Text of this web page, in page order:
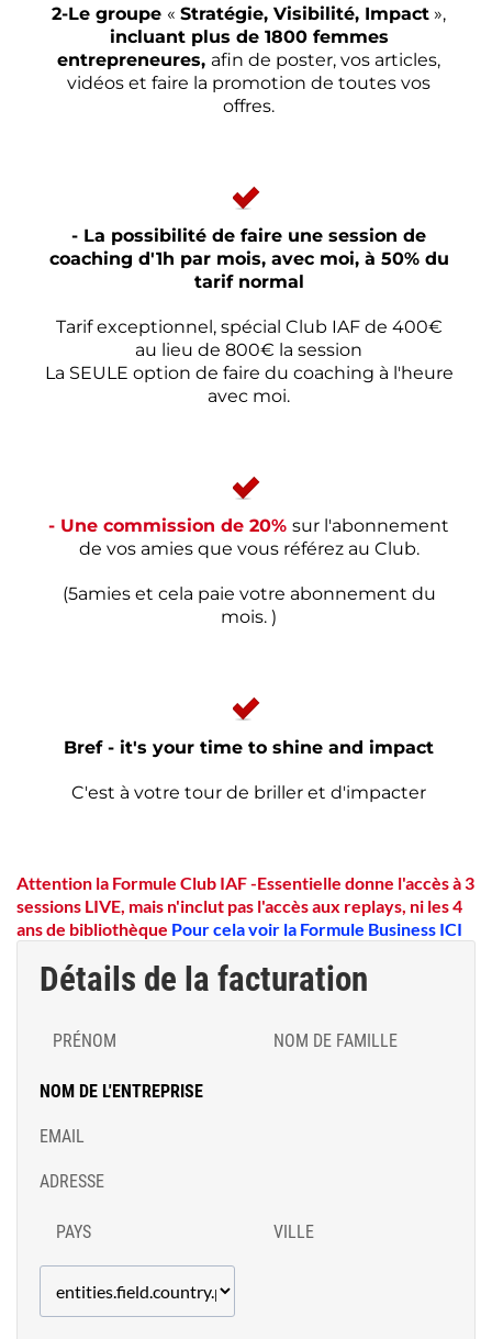
2-Le groupe « Stratégie, Visibilité, Impact »,
incluant plus de 1800 femmes
entrepreneures, afin de poster, vos articles,
vidéos et faire la promotion de toutes vos
offres.
- La possibilité de faire une session de
coaching d'1h par mois, avec moi, à 50% du
tarif normal
Tarif exceptionnel, spécial Club IAF de 400€
au lieu de 800€ la session
La SEULE option de faire du coaching à l'heure
avec moi.
- Une commission de 20% sur l'abonnement
de vos amies que vous référez au Club.
(5amies et cela paie votre abonnement du
mois. )
Bref - it's your time to shine and impact
C'est à votre tour de briller et d'impacter
Attention la Formule Club IAF -Essentielle donne l'accès à 3
sessions LIVE, mais n'inclut pas l'accès aux replays, ni les 4
ans de bibliothèque Pour cela voir la Formule Business ICI
Détails de la facturation
PRÉNOM NOM DE FAMILLE
NOM DE L'ENTREPRISE
EMAIL
ADRESSE
PAYS VILLE